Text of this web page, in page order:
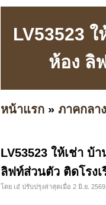
LV53523
ห้อง ลิ
หน้าแรก » ภาคกลาง
LV53523 ให้เช่า บ้
ลิฟท์ส่วนตัว ติดโรง
โดย เอ๋ ปรับปรุงล่าสุดเมื่อ 2 มิ.ย.